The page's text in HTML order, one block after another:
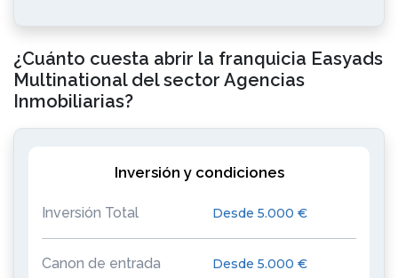
¿Cuánto cuesta abrir la franquicia Easyads
Multinational del sector Agencias
Inmobiliarias?
Inversión y condiciones
Inversión Total Desde 5.000 €
Canon de entrada Desde 5.000 €